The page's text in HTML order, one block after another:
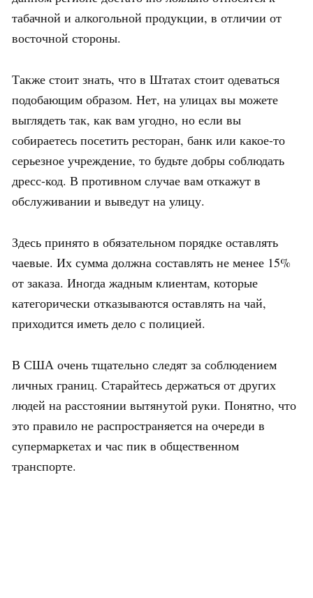
табачной и алкогольной продукции, в отличии от
восточной стороны.
Также стоит знать, что в Штатах стоит одеваться
подобающим образом. Нет, на улицах вы можете
выглядеть так, как вам угодно, но если вы
собираетесь посетить ресторан, банк или какое-то
серьезное учреждение, то будьте добры соблюдать
дресс-код. В противном случае вам откажут в
обслуживании и выведут на улицу.
Здесь принято в обязательном порядке оставлять
чаевые. Их сумма должна составлять не менее 15%
от заказа. Иногда жадным клиентам, которые
категорически отказываются оставлять на чай,
приходится иметь дело с полицией.
В США очень тщательно следят за соблюдением
личных границ. Старайтесь держаться от других
людей на расстоянии вытянутой руки. Понятно, что
это правило не распространяется на очереди в
супермаркетах и час пик в общественном
транспорте.